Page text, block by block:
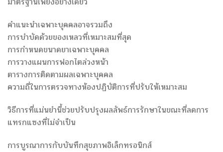
คำแนะนำเฉพาะบุคคลอาจรวมถึง
การบำบัดด้วยของเหลวที่เหมาะสมที่สุด
การกำหนดขนาดยาเฉพาะบุคคล
การวางแผนการฟอกไตล่วงหน้า
ตารางการติดตามผลเฉพาะบุคคล
ความถี่ในการตรวจทางห้องปฏิบัติการที่ปรับให้เหมาะสม
วิธีการที่แม่นยำนี้ช่วยปรับปรุงผลลัพธ์การรักษาในขณะที่ลดการ
แทรกแซงที่ไม่จำเป็น
การบูรณาการกับบันทึกสุขภาพอิเล็กทรอนิกส์